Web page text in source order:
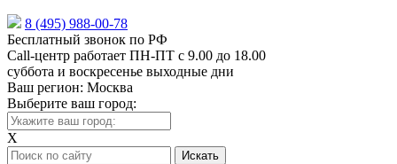
8 (495) 988-00-78
Бесплатный звонок по РФ
Call-центр работает ПН-ПТ с 9.00 до 18.00
суббота и воскресенье выходные дни
Ваш регион: Москва
Выберите ваш город:
X